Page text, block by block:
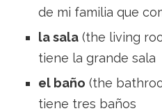
de mi familia que
la sala (the living
tiene la grande sala
el baño (the
tiene tres baños